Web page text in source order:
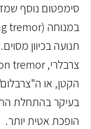
סימפטום נוסף
תנועה בכיוון
הקטן, או
בעיקר בהתחלת
הופכת אטית יותר.